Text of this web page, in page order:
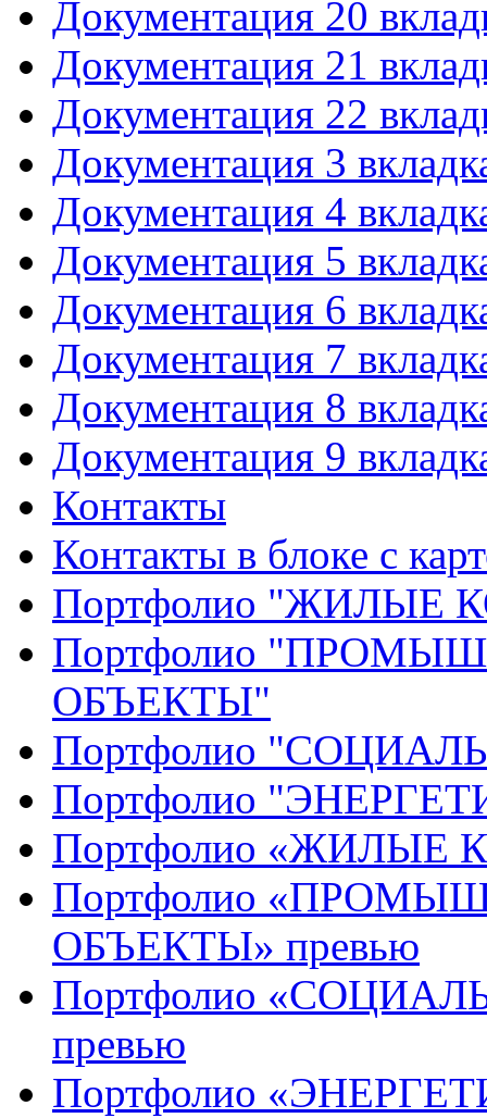
Документация 20
Документация 21
Документация 22
Документация 3
Документация 4
Документация 5
Документация 6
Документация 7
Документация 8
Документация 9
Контакты
Контакты в блоке с
Портфолио "ЖИЛЫЕ
Портфолио
ОБЪЕКТЫ"
Портфолио
Портфолио
Портфолио «ЖИЛЫЕ
Портфолио
ОБЪЕКТЫ» превью
Портфолио
превью
Портфолио